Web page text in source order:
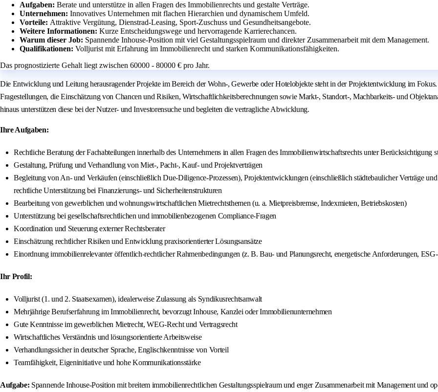
Aufgaben: Berate und unterstütze in allen Fragen des Immobilienrechts und gestalte Verträge.
Unternehmen: Innovatives Unternehmen mit flachen Hierarchien und dynamischem Umfeld.
Vorteile: Attraktive Vergütung, Dienstrad-Leasing, Sport-Zuschuss und Gesundheitsangebote.
Weitere Informationen: Kurze Entscheidungswege und hervorragende Karrierechancen.
Warum dieser Job: Spannende Inhouse-Position mit viel Gestaltungsspielraum und direkter Zusammenarbeit mit dem Management.
Qualifikationen: Volljurist mit Erfahrung im Immobilienrecht und starken Kommunikationsfähigkeiten.
Das prognostizierte Gehalt liegt zwischen 60000 - 80000 € pro Jahr.
Die Entwicklung und Leitung herausragender Projekte im Bereich der Wohn-, Gewerbe oder Hotelobjekte steht in der Projektentwicklung im
Fragestellungen, die Einschätzung von Chancen und Risiken, Wirtschaftlichkeitsberechnungen sowie Markt-, Standort-, Machbarkeits- und
hinaus unterstützen diese bei der Nutzer- und Investorensuche und begleiten die vertragliche Abwicklung.
Ihre Aufgaben:
Rechtliche Beratung der Fachabteilungen innerhalb des Unternehmens in allen Fragen des Immobilienwirtschaftsrechts unter Berücksichtigung
Gestaltung, Prüfung und Verhandlung von Miet‑, Pacht‑, Kauf‑ und Projektverträgen
Begleitung von An- und Verkäufen (einschließlich Due‑Diligence‑Prozessen), Projektentwicklungen (einschließlich städtebaulicher Verträge
rechtliche Unterstützung bei Finanzierungs‑ und Sicherheitenstrukturen
Bearbeitung von gewerblichen und wohnungswirtschaftlichen Mietrechtsthemen (u. a. Mietpreisbremse, Indexmieten, Betriebskosten)
Unterstützung bei gesellschaftsrechtlichen und immobilienbezogenen Compliance‑Fragen
Koordination und Steuerung externer Rechtsberater
Einschätzung rechtlicher Risiken und Entwicklung praxisorientierter Lösungsansätze
Einordnung immobilienrelevanter öffentlich‑rechtlicher Rahmenbedingungen (z. B. Bau‑ und Planungsrecht, energetische Anforderungen,
Ihr Profil:
Volljurist (1. und 2. Staatsexamen), idealerweise Zulassung als Syndikusrechtsanwalt
Mehrjährige Berufserfahrung im Immobilienrecht, bevorzugt Inhouse, Kanzlei oder Immobilienunternehmen
Gute Kenntnisse im gewerblichen Mietrecht, WEG‑Recht und Vertragsrecht
Wirtschaftliches Verständnis und lösungsorientierte Arbeitsweise
Verhandlungssicher in deutscher Sprache, Englischkenntnisse von Vorteil
Teamfähigkeit, Eigeninitiative und hohe Kommunikationsstärke
Aufgabe: Spannende Inhouse‑Position mit breitem immobilienrechtlichen Gestaltungsspielraum und enger Zusammenarbeit mit Management und